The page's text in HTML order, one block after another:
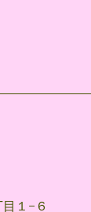
１−６